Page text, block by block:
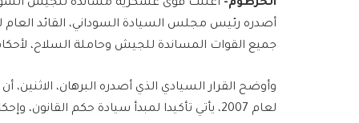
الخرطوم- أعلنت قوى عسكرية مساندة للجيش
أصدره رئيس مجلس السيادة السوداني، القائد العام
جميع القوات المساندة للجيش وحاملة السلاح،
وأوضح القرار السيادي الذي أصدره البرهان،
لعام 2007، يأتي تأكيدا لمبدأ سيادة حكم